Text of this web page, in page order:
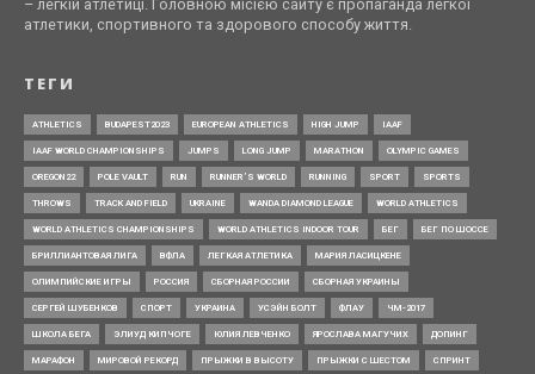
– легкій атлетиці. Головною місією сайту є пропаганда легкої
атлетики, спортивного та здорового способу життя.
ТЕГИ
ATHLETICS BUDAPEST2023 EUROPEAN ATHLETICS HIGH JUMP IAAF
IAAF WORLD CHAMPIONSHIPS JUMPS LONG JUMP MARATHON OLYMPIC GAMES
OREGON22 POLE VAULT RUN RUNNER’S WORLD RUNNING SPORT SPORTS
THROWS TRACK AND FIELD UKRAINE WANDA DIAMOND LEAGUE WORLD ATHLETICS
WORLD ATHLETICS CHAMPIONSHIPS WORLD ATHLETICS INDOOR TOUR БЕГ БЕГ ПО ШОССЕ
БРИЛЛИАНТОВАЯ ЛИГА ВФЛА ЛЕГКАЯ АТЛЕТИКА МАРИЯ ЛАСИЦКЕНЕ
ОЛИМПИЙСКИЕ ИГРЫ РОССИЯ СБОРНАЯ РОССИИ СБОРНАЯ УКРАИНЫ
СЕРГЕЙ ШУБЕНКОВ СПОРТ УКРАИНА УСЭЙН БОЛТ ФЛАУ ЧМ-2017
ШКОЛА БЕГА ЭЛИУД КИПЧОГЕ ЮЛИЯ ЛЕВЧЕНКО ЯРОСЛАВА МАГУЧИХ ДОПИНГ
МАРАФОН МИРОВОЙ РЕКОРД ПРЫЖКИ В ВЫСОТУ ПРЫЖКИ С ШЕСТОМ СПРИНТ